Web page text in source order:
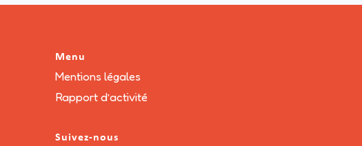
Menu
Mentions légales
Rapport d’activité
Suivez-nous